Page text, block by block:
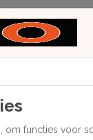
functies voor